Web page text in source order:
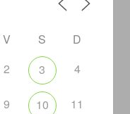
V S
D
2 3 4
9 10 11